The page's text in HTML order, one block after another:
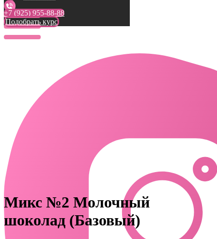
+7 (925) 955-88-88
Подобрать курс
Микс №2 Молочный
шоколад (Базовый)